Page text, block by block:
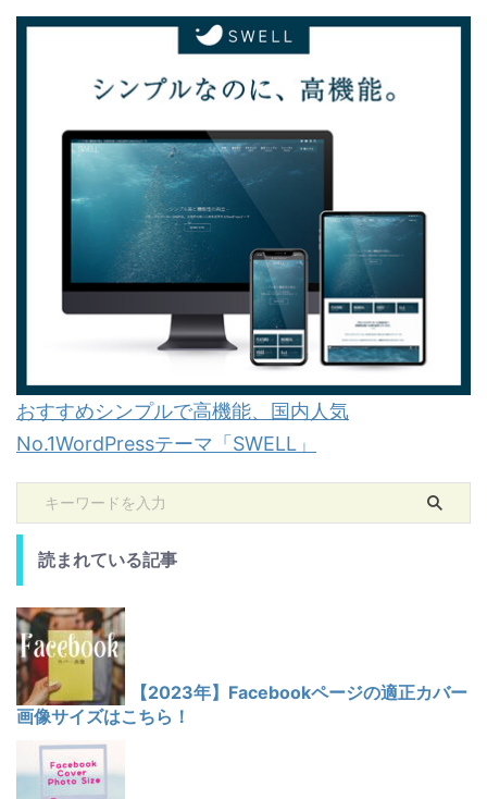
おすすめシンプルで高機能、国内人気
No.1WordPressテーマ「SWELL」
読まれている記事
【2023年】Facebookページの適正カバー
画像サイズはこちら！